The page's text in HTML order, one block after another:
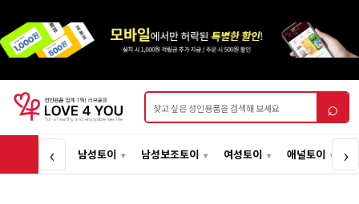
상품검색 ⌕
‹ 남성토이 남성보조토이 여성토이 애널토이 ›